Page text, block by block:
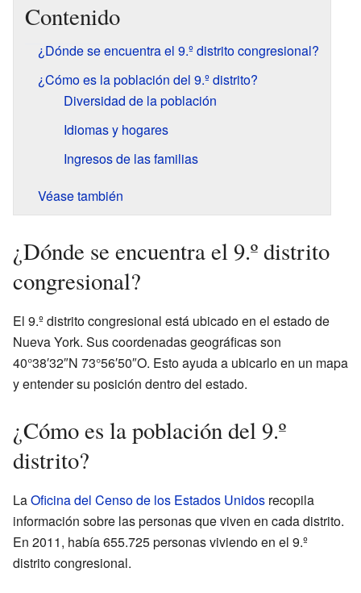
Contenido
¿Dónde se encuentra el 9.º distrito congresional?
¿Cómo es la población del 9.º distrito?
Diversidad de la población
Idiomas y hogares
Ingresos de las familias
Véase también
¿Dónde se encuentra el 9.º distrito
congresional?
El 9.º distrito congresional está ubicado en el estado de
Nueva York. Sus coordenadas geográficas son
40°38′32″N 73°56′50″O. Esto ayuda a ubicarlo en un mapa
y entender su posición dentro del estado.
¿Cómo es la población del 9.º
distrito?
LaOficina del Censo de los Estados Unidos recopila
información sobre las personas que viven en cada distrito.
En 2011, había 655.725 personas viviendo en el 9.º
distrito congresional.